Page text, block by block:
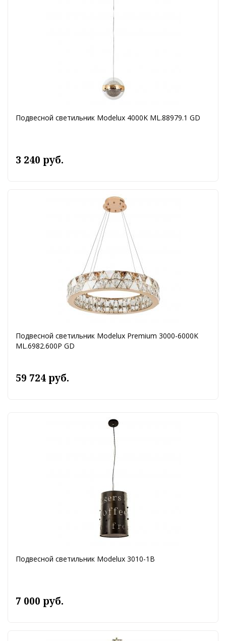
Подвесной светильник Modelux 4000K ML.88979.1 GD
3 240 руб.
Подвесной светильник Modelux Premium 3000-6000K
ML.6982.600P GD
59 724 руб.
Подвесной светильник Modelux 3010-1В
7 000 руб.